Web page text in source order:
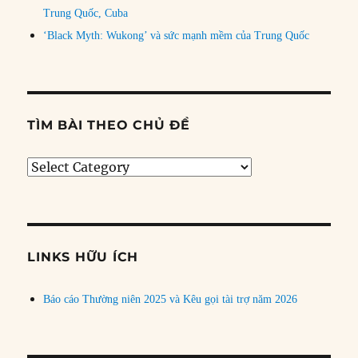
Trung Quốc, Cuba
‘Black Myth: Wukong’ và sức mạnh mềm của Trung Quốc
TÌM BÀI THEO CHỦ ĐỀ
Tìm
đề
LINKS HỮU ÍCH
Báo cáo Thường niên 2025 và Kêu gọi tài trợ năm 2026